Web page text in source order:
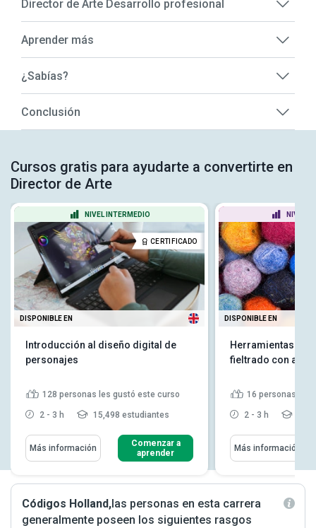
Director de Arte Desarrollo profesional
Aprender más
¿Sabías?
Conclusión
Cursos gratis para ayudarte a convertirte en
Director de Arte
NIVEL INTERMEDIO
CERTIFICADO
DISPONIBLE EN
Introducción al diseño digital de
personajes
128 personas les gustó este curso
2 - 3 h 15,498 estudiantes
Más información
Comenzar a
aprender
NIVEL
DISPONIBLE EN
Herramientas y
fieltrado con
16 personas les
2 - 3 h
Más información
Códigos Holland, las personas en esta carrera
generalmente poseen los siguientes rasgos